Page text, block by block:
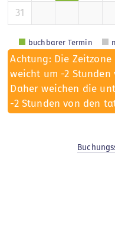
31
buchbarer Termin
Achtung: Die
weicht um -2
Daher weichen die
-2 Stunden von den